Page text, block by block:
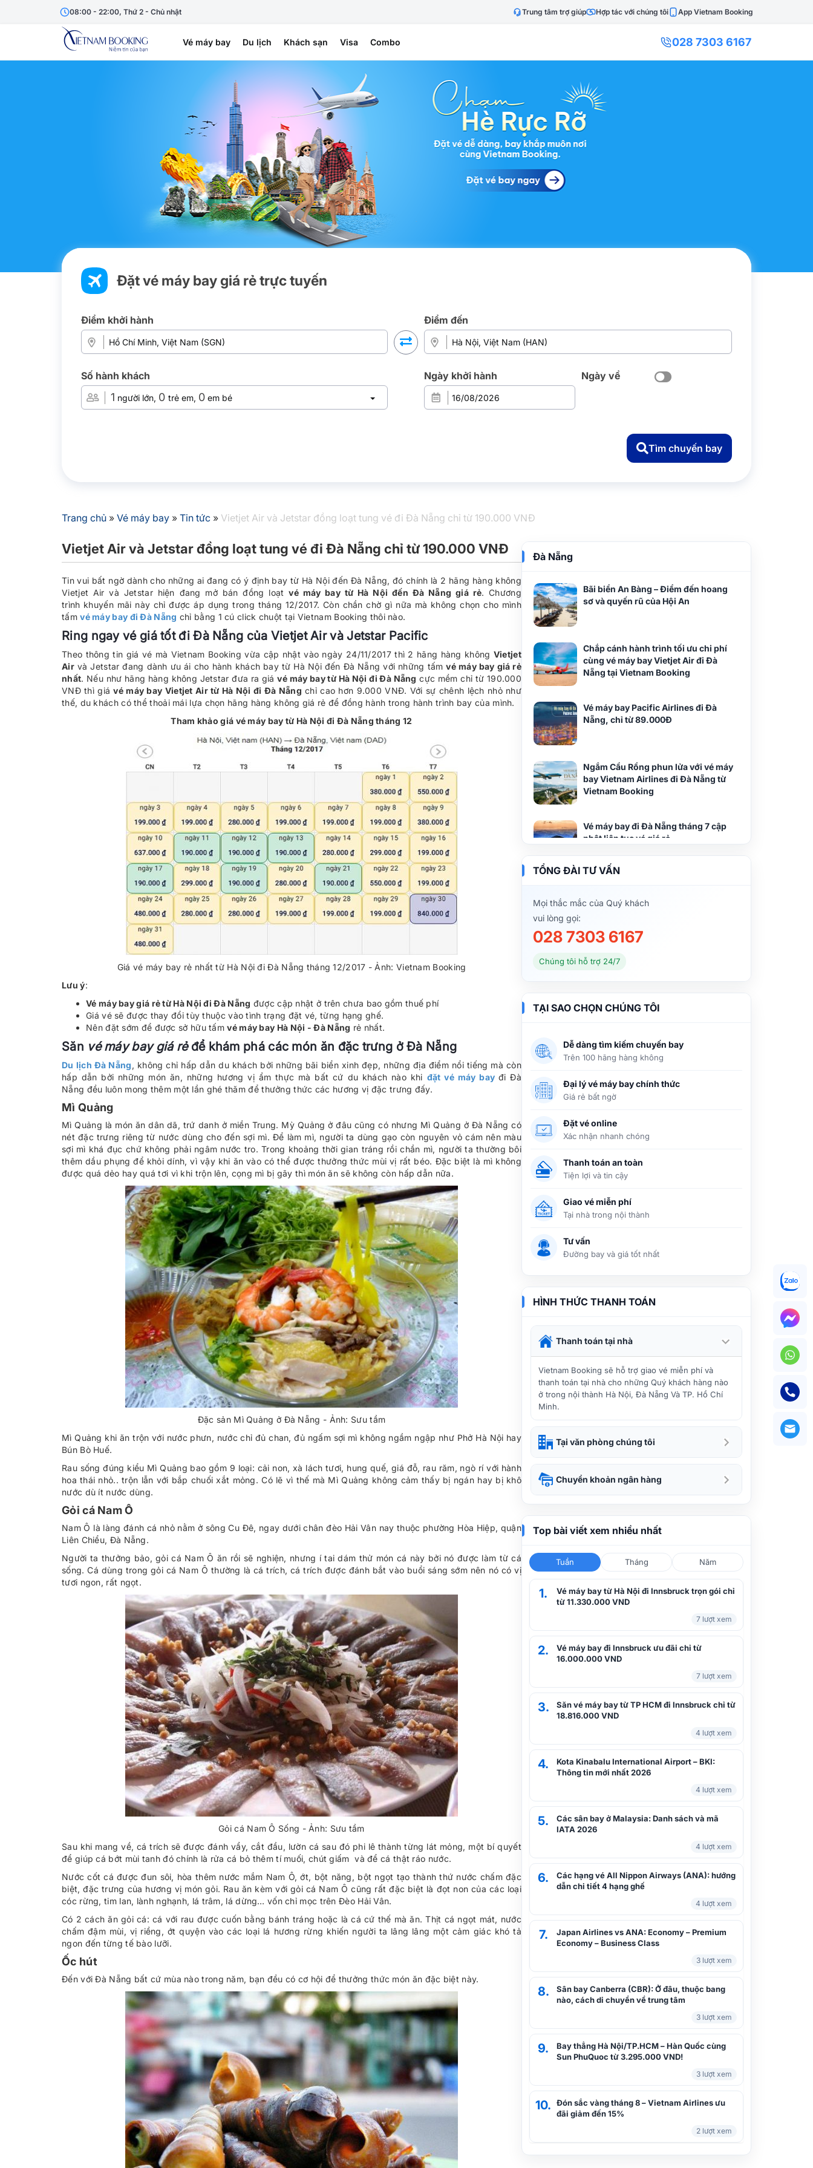
08:00 - 22:00, Thứ 2 - Chủ nhật Trung tâm trợ giúp Hợp tác với chúng tôi App Vietnam Booking
Vé máy bay Du lịch Khách sạn Visa Combo 028 7303 6167
Đặt vé máy bay giá rẻ trực tuyến
Điểm khởi hành Điểm đến
Số hành khách
1 người lớn, 0 trẻ em, 0 em bé
Ngày khởi hành Ngày về
Tìm chuyến bay
Trang chủ » Vé máy bay » Tin tức » Vietjet Air và Jetstar đồng loạt tung vé đi Đà Nẵng chỉ từ 190.000 VNĐ
Vietjet Air và Jetstar đồng loạt tung vé đi Đà Nẵng chỉ từ 190.000 VNĐ
Tin vui bất ngờ dành cho những ai đang có ý định bay từ Hà Nội đến Đà Nẵng, đó chính là 2 hãng hàng không
Vietjet Air và Jetstar hiện đang mở bán đồng loạtvé máy bay từ Hà Nội đến Đà Nẵng giá rẻ. Chương
trình khuyến mãi này chỉ được áp dụng trong tháng 12/2017. Còn chần chờ gì nữa mà không chọn cho mình
tấmvé máy bay đi Đà Nẵng chỉ bằng 1 cú click chuột tại Vietnam Booking thôi nào.
Ring ngay vé giá tốt đi Đà Nẵng của Vietjet Air và Jetstar Pacific
Theo thông tin giá vé mà Vietnam Booking vừa cập nhật vào ngày 24/11/2017 thì 2 hãng hàng không Vietjet
Airvà Jetstar đang dành ưu ái cho hành khách bay từ Hà Nội đến Đà Nẵng với những tấmvé máy bay giá rẻ
nhất. Nếu như hãng hàng không Jetstar đưa ra giávé máy bay từ Hà Nội đi Đà Nẵng cực mềm chỉ từ 190.000
VNĐ thì giávé máy bay Vietjet Air từ Hà Nội đi Đà Nẵng chỉ cao hơn 9.000 VNĐ. Với sự chênh lệch nhỏ như
thế, du khách có thể thoải mái lựa chọn hãng hàng không giá rẻ để đồng hành trong hành trình bay của mình.
Tham khảo giá vé máy bay từ Hà Nội đi Đà Nẵng tháng 12
Giá vé máy bay rẻ nhất từ Hà Nội đi Đà Nẵng tháng 12/2017 - Ảnh: Vietnam Booking
Lưu ý:
Vé máy bay giá rẻ từ Hà Nội đi Đà Nẵng được cập nhật ở trên chưa bao gồm thuế phí
Giá vé sẽ được thay đổi tùy thuộc vào tình trạng đặt vé, từng hạng ghế.
Nên đặt sớm để được sở hữu tấmvé máy bay Hà Nội - Đà Nẵng rẻ nhất.
Săn vé máy bay giá rẻđể khám phá các món ăn đặc trưng ở Đà Nẵng
Du lịch Đà Nẵng , không chỉ hấp dẫn du khách bởi những bãi biển xinh đẹp, những địa điểm nổi tiếng mà còn
hấp dẫn bởi những món ăn, những hương vị ẩm thực mà bất cứ du khách nào khi đặt vé máy bay đi Đà
Nẵng đều luôn mong thêm một lần ghé thăm để thưởng thức các hương vị đặc trưng đấy.
Mì Quảng
Mì Quảng là món ăn dân dã, trứ danh ở miền Trung. Mỳ Quảng ở đâu cũng có nhưng Mì Quảng ở Đà Nẵng có
nét đặc trưng riêng từ nước dùng cho đến sợi mì. Để làm mì, người ta dùng gạo còn nguyên vỏ cám nên màu
sợi mì khá đục chứ không phải ngâm nước tro. Trong khoảng thời gian tráng rồi chần mì, người ta thường bôi
thêm dầu phụng để khỏi dính, vì vậy khi ăn vào có thể được thưởng thức mùi vị rất béo. Đặc biệt là mì không
được quá dẻo hay quá tơi vì khi trộn lên, cọng mì bị gãy thì món ăn sẽ không còn hấp dẫn nữa.
Đặc sản Mì Quảng ở Đà Nẵng - Ảnh: Sưu tầm
Mì Quảng khi ăn trộn với nước phưn, nước chỉ đủ chan, đủ ngấm sợi mì không ngầm ngập như Phở Hà Nội hay
Bún Bò Huế.
Rau sống đúng kiểu Mì Quảng bao gồm 9 loại: cải non, xà lách tươi, hung quế, giá đỗ, rau răm, ngò rí với hành
hoa thái nhỏ.. trộn lẫn với bắp chuối xắt mỏng. Có lẽ vì thế mà Mì Quảng không cảm thấy bị ngán hay bị khô
nước dù ít nước dùng.
Gỏi cá Nam Ô
Nam Ô là làng đánh cá nhỏ nằm ở sông Cu Đê, ngay dưới chân đèo Hải Vân nay thuộc phường Hòa Hiệp, quận
Liên Chiểu, Đà Nẵng.
Người ta thưởng bảo, gỏi cá Nam Ô ăn rồi sẽ nghiện, nhưng í tai dám thử món cá này bởi nó được làm từ cá
sống. Cá dùng trong gỏi cá Nam Ô thường là cá trích, cá trích được đánh bắt vào buổi sáng sớm nên nó có vị
tươi ngon, rất ngọt.
Gỏi cá Nam Ô Sống - Ảnh: Sưu tầm
Sau khi mang về, cá trích sẽ được đánh vẩy, cắt đầu, lườn cá sau đó phi lê thành từng lát mỏng, một bí quyết
để giúp cá bớt mùi tanh đó chính là rửa cá bỏ thêm tí muối, chút giấm và để cá thật ráo nước.
Nước cốt cá được đun sôi, hòa thêm nước mắm Nam Ô, ớt, bột năng, bột ngọt tạo thành thứ nước chấm đặc
biệt, đặc trưng của hương vị món gỏi. Rau ăn kèm với gỏi cá Nam Ô cũng rất đặc biệt là đọt non của các loại
cóc rừng, tim lan, lành nghạnh, lá trâm, lá dừng… vốn chỉ mọc trên Đèo Hải Vân.
Có 2 cách ăn gỏi cá: cá với rau được cuốn bằng bánh tráng hoặc là cá cứ thế mà ăn. Thịt cá ngọt mát, nước
chấm đậm mùi, vị riềng, ớt quyện vào các loại lá hương rừng khiến người ta lâng lâng một cảm giác khó tả
ngon đến từng tế bào lưỡi.
Ốc hút
Đến với Đà Nẵng bất cứ mùa nào trong năm, bạn đều có cơ hội để thưởng thức món ăn đặc biệt này.
Đà Nẵng
Bãi biển An Bàng – Điểm đến hoang
sơ và quyến rũ của Hội An
Chắp cánh hành trình tối ưu chi phí
cùng vé máy bay Vietjet Air đi Đà
Nẵng tại Vietnam Booking
Vé máy bay Pacific Airlines đi Đà
Nẵng, chỉ từ 89.000Đ
Ngắm Cầu Rồng phun lửa với vé máy
bay Vietnam Airlines đi Đà Nẵng từ
Vietnam Booking
Vé máy bay đi Đà Nẵng tháng 7 cập
nhật liên tục vé giá rẻ
Gòn Đà Nẵng tháng 7
Vé máy bay đi Đà Nẵng tháng 8 bắt
đầu hạ nhiệt
Dịch vụ vé máy bay Vietnam Airlines
Hải Phòng đi Đà Nẵng – Vietnam
Vé máy bay đi Đà Nẵng tháng 11 giá
Giá vé máy bay Vietnam Airlines Vinh
đi Đà Nẵng
Ưu đãi vé máy bay đi Đà Nẵng tháng
Jetstar cập nhật giá vé tháng 12 từ Hà
Nội đi Đà Nẵng chỉ 140.000đ
Vietjet Air và Jetstar đồng loạt tung
Vietjet Air tung vé máy bay đi Đà
Nẵng hấp dẫn dịp cuối năm
Có ngay vé máy bay đi Đà Nẵng
Tận hưởng sắc trời vào xuân ở Hội An
Nhanh tay đặt vé máy bay đi Đà Nẵng
Vé máy bay Hà Nội Đà Nẵng Vietjet
Thời gian bay Hà Nội – Đà Nẵng các
Cập nhật giá vé máy bay Sài Gòn đi
Vé máy bay Cao Hùng đi Đà Nẵng
Nhanh tay đặt vé máy bay Hà Nội đi
Hội An giá tốt tại Vietnam Booking
Vé máy bay Bamboo Airways Hồ Chí
Sân bay đà nẵng ở đâu? Cách di
chuyển đến trung tâm Đà Nẵng
Thời gian bay từ Sài Gòn đến Đà
Nẵng | Vé máy bay rẻ nhất bao
nhiêu?
TỔNG ĐÀI TƯ VẤN
Mọi thắc mắc của Quý khách
vui lòng gọi:
028 7303 6167
Chúng tôi hỗ trợ 24/7
TẠI SAO CHỌN CHÚNG TÔI
Dễ dàng tìm kiếm chuyến bay
Trên 100 hãng hàng không
Đại lý vé máy bay chính thức
Giá rẻ bất ngờ
Đặt vé online
Xác nhận nhanh chóng
Thanh toán an toàn
Tiện lợi và tin cậy
Giao vé miễn phí
Tại nhà trong nội thành
Tư vấn
Đường bay và giá tốt nhất
HÌNH THỨC THANH TOÁN
Thanh toán tại nhà
Vietnam Booking sẽ hỗ trợ giao vé miễn phí và
thanh toán tại nhà cho những Quý khách hàng nào
ở trong nội thành Hà Nội, Đà Nẵng Và TP. Hồ Chí
Minh.
Tại văn phòng chúng tôi
Chuyển khoản ngân hàng
Top bài viết xem nhiều nhất
Tuần Tháng Năm
1.
Vé máy bay từ Hà Nội đi Innsbruck trọn gói chỉ
từ 11.330.000 VND
7 lượt xem
2.
Vé máy bay đi Innsbruck ưu đãi chỉ từ
16.000.000 VND
7 lượt xem
3.
Săn vé máy bay từ TP HCM đi Innsbruck chỉ từ
18.816.000 VND
4 lượt xem
4.
Kota Kinabalu International Airport – BKI:
Thông tin mới nhất 2026
4 lượt xem
5.
Các sân bay ở Malaysia: Danh sách và mã
IATA 2026
4 lượt xem
6.
Các hạng vé All Nippon Airways (ANA): hướng
dẫn chi tiết 4 hạng ghế
4 lượt xem
7.
Japan Airlines vs ANA: Economy – Premium
Economy – Business Class
3 lượt xem
8.
Sân bay Canberra (CBR): Ở đâu, thuộc bang
nào, cách di chuyển về trung tâm
3 lượt xem
9.
Bay thẳng Hà Nội/TP.HCM – Hàn Quốc cùng
Sun PhuQuoc từ 3.295.000 VND!
3 lượt xem
10.
Đón sắc vàng tháng 8 – Vietnam Airlines ưu
đãi giảm đến 15%
2 lượt xem